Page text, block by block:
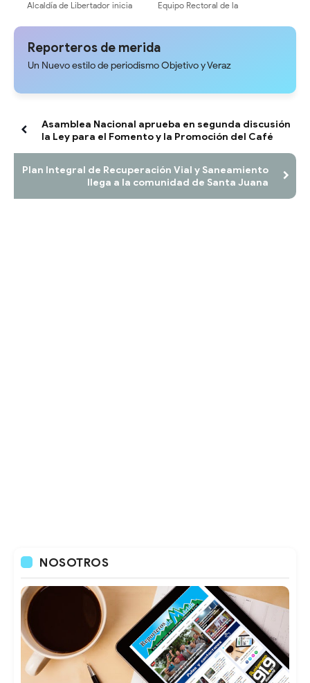
​Alcaldía de Libertador inicia
de economía emergente en el
Equipo Rectoral de la
se inscribió en la ULA con acto
Reporteros de merida
Un Nuevo estilo de periodismo Objetivo y Veraz
Asamblea Nacional aprueba en segunda discusión
la Ley para el Fomento y la Promoción del Café
Plan Integral de Recuperación Vial y Saneamiento
llega a la comunidad de Santa Juana
NOSOTROS